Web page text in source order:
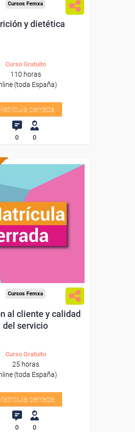
Cursos Femxa
y dietética
Curso Gratuito
110 horas
(toda España)
cerrada
0 0
Cursos Femxa
al cliente y calidad
del servicio
Curso Gratuito
25 horas
(toda España)
cerrada
0 0